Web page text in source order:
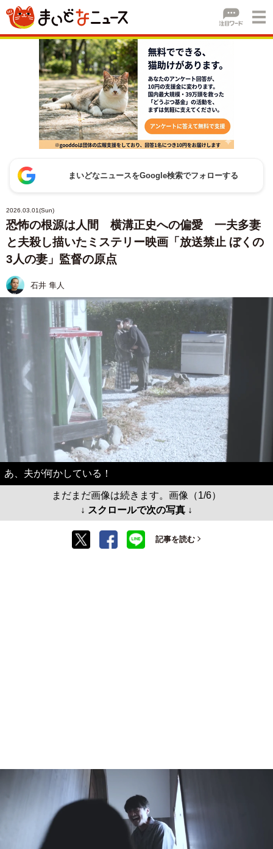
まいどなニュースをGoogle検索でフォローする
2026.03.01(Sun)
恐怖の根源は人間 横溝正史への偏愛 一夫多妻
と夫殺し描いたミステリー映画「放送禁止 ぼくの
3人の妻」監督の原点
石井 隼人
あ、夫が何かしている！
まだまだ画像は続きます。画像（1/6）
↓ スクロールで次の写真 ↓
記事を読む